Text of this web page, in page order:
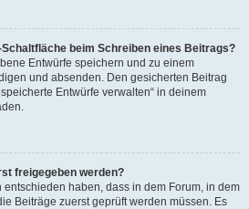
beim Schreiben eines Beitrags?
Entwürfe speichern und zu einem
und absenden. Den gesicherten Beitrag
Entwürfe verwalten“ in deinem
freigegeben werden?
haben, dass in dem Forum, in dem
Beiträge zuerst geprüft werden müssen. Es